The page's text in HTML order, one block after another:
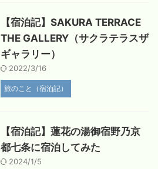
【宿泊記】SAKURA TERRACE
THE GALLERY（サクラテラスザ
ギャラリー）
2022/3/16
旅のこと（宿泊記）
【宿泊記】蓮花の湯御宿野乃京
都七条に宿泊してみた
2024/1/5